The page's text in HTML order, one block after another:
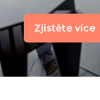
Zjistěte více